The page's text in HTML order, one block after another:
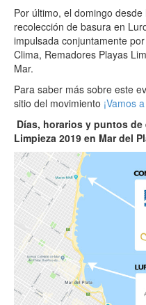
Por último, el domingo
recolección de basura en
impulsada conjuntamente
Clima, Remadores Playas
Mar.
Para saber más sobre este
sitio del movimiento ¡Vamos
Días, horarios y puntos
Limpieza 2019 en Mar del